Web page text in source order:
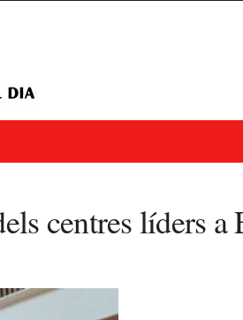
centres líders a